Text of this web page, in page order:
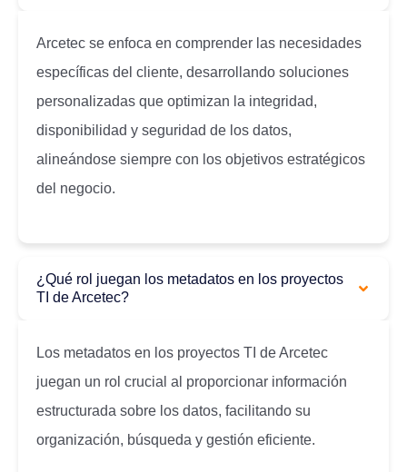
Arcetec se enfoca en comprender las necesidades
específicas del cliente, desarrollando soluciones
personalizadas que optimizan la integridad,
disponibilidad y seguridad de los datos,
alineándose siempre con los objetivos estratégicos
del negocio.
¿Qué rol juegan los metadatos en los proyectos
TI de Arcetec?
Los metadatos en los proyectos TI de Arcetec
juegan un rol crucial al proporcionar información
estructurada sobre los datos, facilitando su
organización, búsqueda y gestión eficiente.